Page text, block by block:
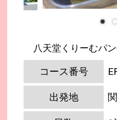
八天堂くりーむパ
コース番号
出発地